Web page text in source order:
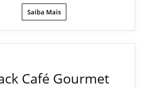
Saiba Mais
Café Gourmet